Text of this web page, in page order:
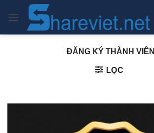
qua
ĐĂNG KÝ THÀNH VIÊN
LỌC